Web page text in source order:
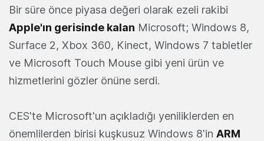
Bir süre önce piyasa değeri olarak ezeli rakibi
Apple'ın gerisinde kalan Microsoft; Windows 8,
Surface 2, Xbox 360, Kinect, Windows 7 tabletler
ve Microsoft Touch Mouse gibi yeni ürün ve
hizmetlerini gözler önüne serdi.
CES'te Microsoft'un açıkladığı yeniliklerden en
önemlilerden birisi kuşkusuz Windows 8'in ARM